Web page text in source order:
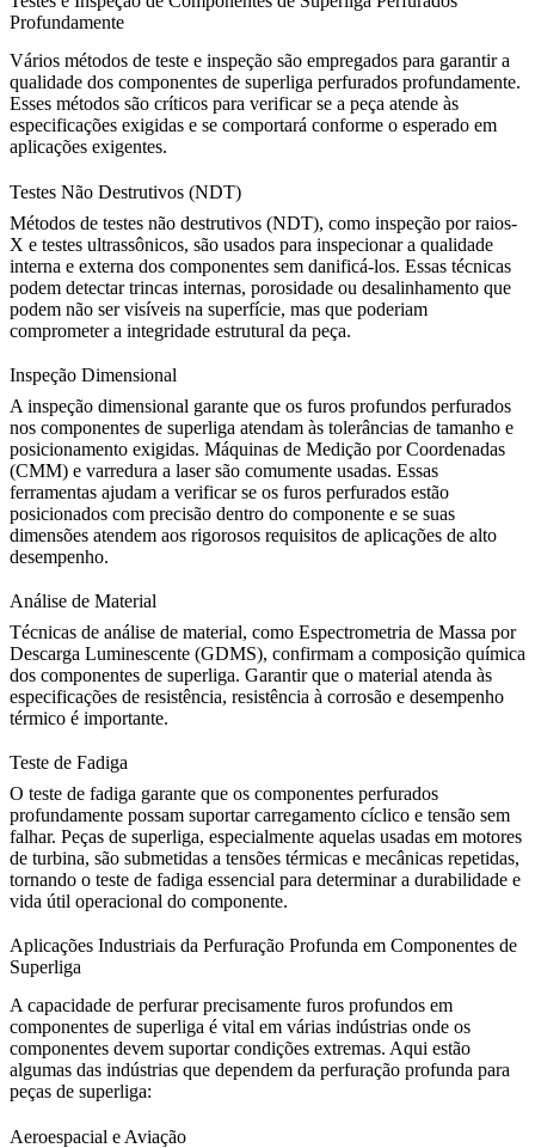
Profundamente
Vários métodos de teste e inspeção são empregados para garantir a
qualidade dos componentes de superliga perfurados profundamente.
Esses métodos são críticos para verificar se a peça atende às
especificações exigidas e se comportará conforme o esperado em
aplicações exigentes.
Testes Não Destrutivos (NDT)
Métodos de testes não destrutivos (NDT), como inspeção por raios-
X e testes ultrassônicos, são usados para inspecionar a qualidade
interna e externa dos componentes sem danificá-los. Essas técnicas
podem detectar trincas internas, porosidade ou desalinhamento que
podem não ser visíveis na superfície, mas que poderiam
comprometer a integridade estrutural da peça.
Inspeção Dimensional
A inspeção dimensional garante que os furos profundos perfurados
nos componentes de superliga atendam às tolerâncias de tamanho e
posicionamento exigidas. Máquinas de Medição por Coordenadas
(CMM) e varredura a laser são comumente usadas. Essas
ferramentas ajudam a verificar se os furos perfurados estão
posicionados com precisão dentro do componente e se suas
dimensões atendem aos rigorosos requisitos de aplicações de alto
desempenho.
Análise de Material
Técnicas de análise de material, como Espectrometria de Massa por
Descarga Luminescente (GDMS), confirmam a composição química
dos componentes de superliga. Garantir que o material atenda às
especificações de resistência, resistência à corrosão e desempenho
térmico é importante.
Teste de Fadiga
O teste de fadiga garante que os componentes perfurados
profundamente possam suportar carregamento cíclico e tensão sem
falhar. Peças de superliga, especialmente aquelas usadas em motores
de turbina, são submetidas a tensões térmicas e mecânicas repetidas,
tornando o teste de fadiga essencial para determinar a durabilidade e
vida útil operacional do componente.
Aplicações Industriais da Perfuração Profunda em Componentes de
Superliga
A capacidade de perfurar precisamente furos profundos em
componentes de superliga é vital em várias indústrias onde os
componentes devem suportar condições extremas. Aqui estão
algumas das indústrias que dependem da perfuração profunda para
peças de superliga:
Aeroespacial e Aviação